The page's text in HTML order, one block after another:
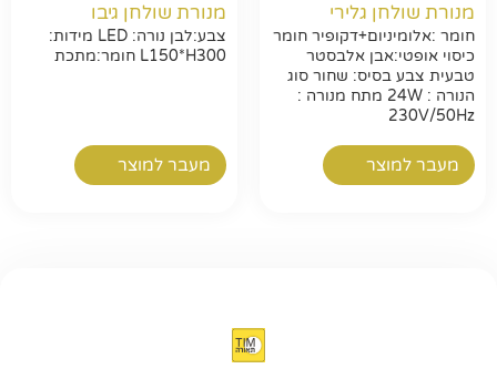
מנורת שולחן גלירי
חומר :אלומיניום+דקופיר חומר
כיסוי אופטי:אבן אלבסטר
טבעית צבע בסיס: שחור סוג
הנורה : 24W מתח מנורה :
230V/50Hz
מעבר למוצר
מנורת שולחן גיבו
צבע:לבן נורה: LED מידות:
L150*H300 חומר:מתכת
מעבר למוצר